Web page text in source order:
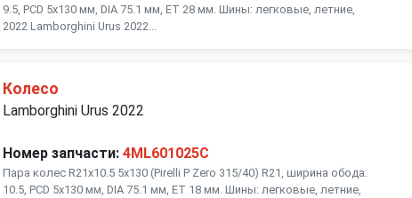
9.5, PCD 5x130 мм, DIA 75.1 мм, ET 28 мм. Шины: легковые, летние,
2022 Lamborghini Urus 2022...
Колесо
Lamborghini Urus 2022
Номер запчасти: 4ML601025C
Пара колес R21x10.5 5x130 (Pirelli P Zero 315/40) R21, ширина обода:
10.5, PCD 5x130 мм, DIA 75.1 мм, ET 18 мм. Шины: легковые, летние,